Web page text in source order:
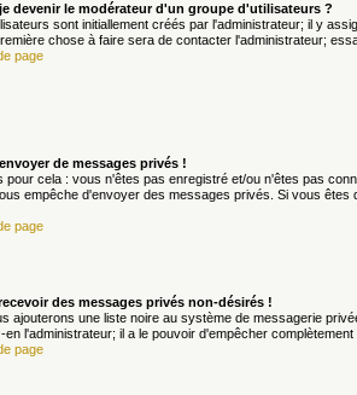
devenir le modérateur d'un groupe d'utilisateurs ?
sont initiallement créés par l'administrateur; il y
chose à faire sera de contacter l'administrateur;
page
de messages privés !
pour cela : vous n'êtes pas enregistré et/ou n'êtes pas
empêche d'envoyer des messages privés. Si vous
page
des messages privés non-désirés !
ajouterons une liste noire au système de messagerie
en l'administrateur; il a le pouvoir d'empêcher
page